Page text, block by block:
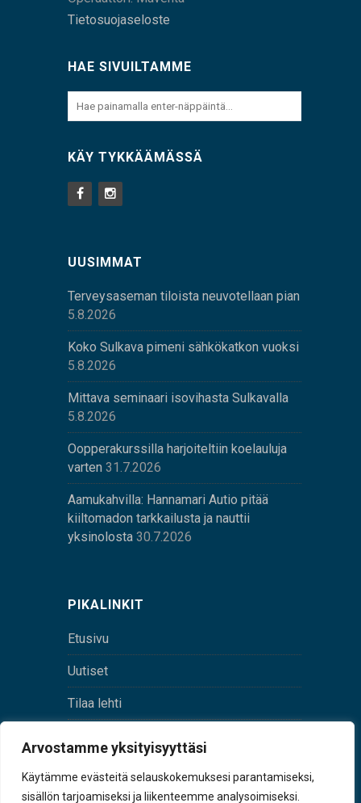
Arvostamme yksityisyyttäsi
Käytämme evästeitä selauskokemuksesi parantamiseksi,
sisällön tarjoamiseksi ja liikenteemme analysoimiseksi.
Tietosuojaseloste
HAE SIVUILTAMME
KÄY TYKKÄÄMÄSSÄ
UUSIMMAT
Terveysaseman tiloista neuvotellaan pian
5.8.2026
Koko Sulkava pimeni sähkökatkon vuoksi
5.8.2026
Mittava seminaari isovihasta Sulkavalla
5.8.2026
Oopperakurssilla harjoiteltiin koelauluja
varten 31.7.2026
Aamukahvilla: Hannamari Autio pitää
kiiltomadon tarkkailusta ja nauttii
yksinolosta 30.7.2026
PIKALINKIT
Etusivu
Uutiset
Tilaa lehti